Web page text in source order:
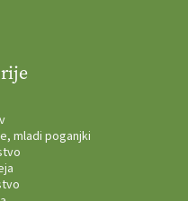
mladi poganjki